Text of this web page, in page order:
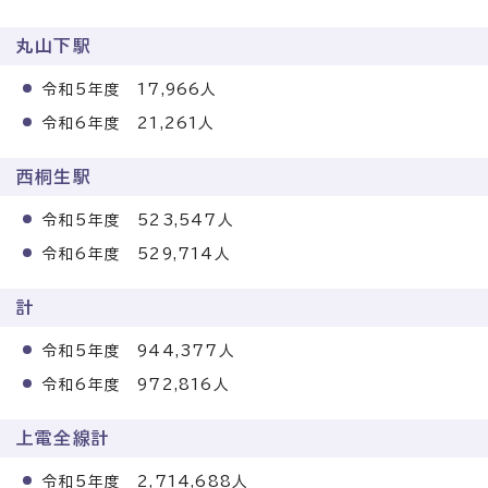
丸山下駅
令和5年度 17,966人
令和6年度 21,261人
西桐生駅
令和5年度 523,547人
令和6年度 529,714人
計
令和5年度 944,377人
令和6年度 972,816人
上電全線計
令和5年度 2,714,688人